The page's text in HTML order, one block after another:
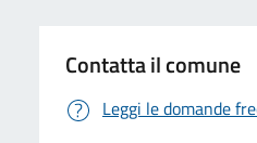
Contatta il comune
Leggi le domande